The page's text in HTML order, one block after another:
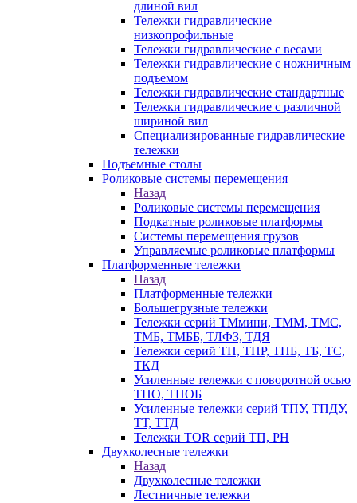
длиной вил
Тележки гидравлические
низкопрофильные
Тележки гидравлические с весами
Тележки гидравлические с ножничным
подъемом
Тележки гидравлические стандартные
Тележки гидравлические с различной
шириной вил
Специализированные гидравлические
тележки
Подъемные столы
Роликовые системы перемещения
Назад
Роликовые системы перемещения
Подкатные роликовые платформы
Системы перемещения грузов
Управляемые роликовые платформы
Платформенные тележки
Назад
Платформенные тележки
Большегрузные тележки
Тележки серий ТМмини, ТММ, ТМС,
ТМБ, ТМББ, ТЛФЗ, ТДЯ
Тележки серий ТП, ТПР, ТПБ, ТБ, ТС,
ТКД
Усиленные тележки с поворотной осью
ТПО, ТПОБ
Усиленные тележки серий ТПУ, ТПДУ,
ТТ, ТТД
Тележки TOR серий ТП, PH
Двухколесные тележки
Назад
Двухколесные тележки
Лестничные тележки